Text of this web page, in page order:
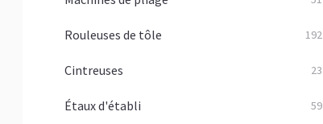
Rouleuses de tôle 192
Cintreuses 23
Étaux d'établi 59